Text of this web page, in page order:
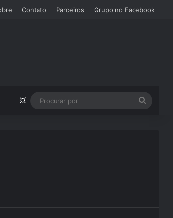
Contato Parceiros Grupo no Facebook
Switch skin